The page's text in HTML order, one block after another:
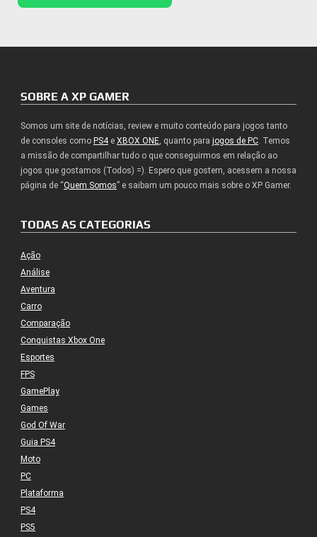
SOBRE A XP GAMER
Somos um site de notícias, review e muito conteúdo para jogos tanto
de consoles como PS4e XBOX ONE, quanto para jogos de PC. Temos
a missão de compartilhar tudo o que conseguirmos em relação ao
jogos que gostamos (Todos) =). Espero que gostem, acessem a nossa
página de “Quem Somos” e saibam um pouco mais sobre o XP Gamer.
TODAS AS CATEGORIAS
Ação
Análise
Aventura
Carro
Comparação
Conquistas Xbox One
Esportes
FPS
GamePlay
Games
God Of War
Guia PS4
Moto
PC
Plataforma
PS4
PS5